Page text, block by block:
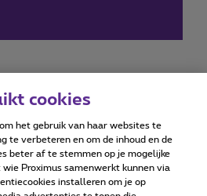
Accessibility statement
cookies
het gebruik van haar websites te
te verbeteren en om de inhoud en de
beter af te stemmen op je mogelijke
Proximus samenwerkt kunnen via
installeren om je op